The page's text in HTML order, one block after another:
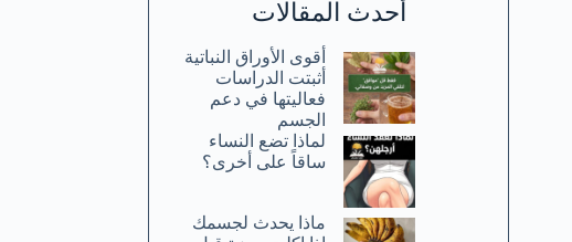
أحدث المقالات
أقوى الأوراق النباتية
أثبتت الدراسات
فعاليتها في دعم
الجسم
لماذا تضع النساء
ساقاً على أخرى؟
ماذا يحدث لجسمك